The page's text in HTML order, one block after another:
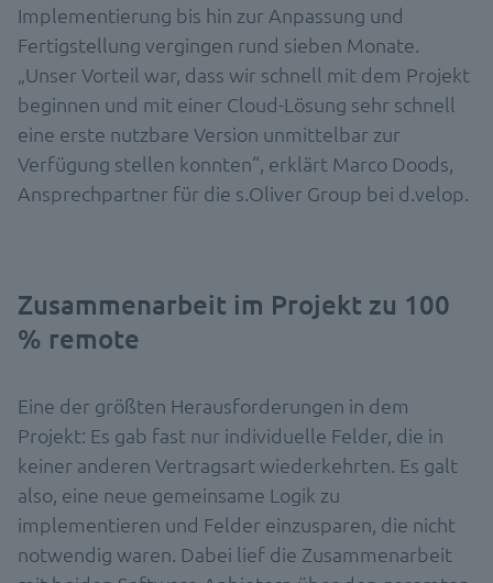
Implementierung bis hin zur Anpassung und
Fertigstellung vergingen rund sieben Monate.
„Unser Vorteil war, dass wir schnell mit dem Projekt
beginnen und mit einer Cloud-Lösung sehr schnell
eine erste nutzbare Version unmittelbar zur
Verfügung stellen konnten“, erklärt Marco Doods,
Ansprechpartner für die s.Oliver Group bei d.velop.
Zusammenarbeit im Projekt zu 100
% remote
Eine der größten Herausforderungen in dem
Projekt: Es gab fast nur individuelle Felder, die in
keiner anderen Vertragsart wiederkehrten. Es galt
also, eine neue gemeinsame Logik zu
implementieren und Felder einzusparen, die nicht
notwendig waren. Dabei lief die Zusammenarbeit